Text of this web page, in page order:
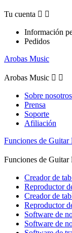
Tu cuenta  
Información
Pedidos
Arobas Music
Arobas Music  
Sobre nosotros
Prensa
Soporte
Afiliación
Funciones de Guitar
Funciones de Guitar
Creador de
Reproductor
Creador de
Reproductor
Software de
Software de